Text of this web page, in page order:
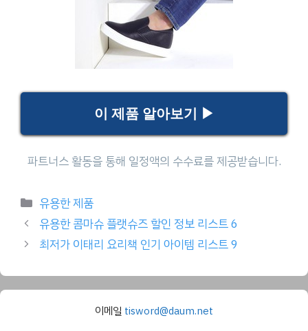
이 제품 알아보기 ▶
Categories
유용한 제품
유용한 콤마슈 플랫슈즈 할인 정보 리스트 6
최저가 이태리 요리책 인기 아이템 리스트 9
이메일 tisword@daum.net